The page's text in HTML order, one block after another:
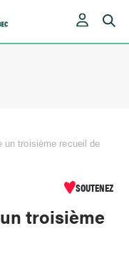
un troisième recueil de
SOUTENEZ
troisième